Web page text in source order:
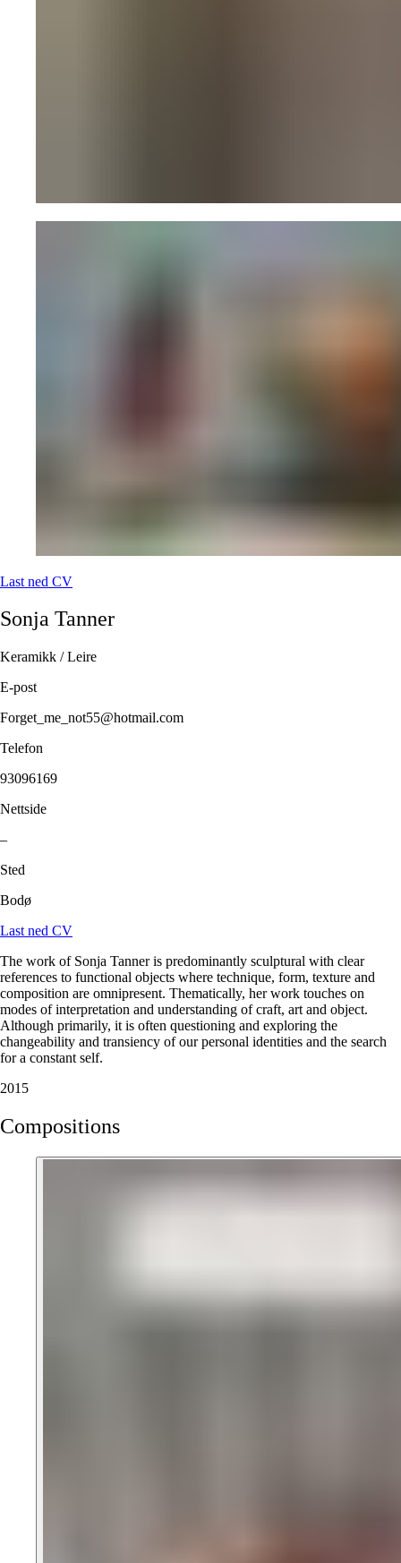
Last ned CV
Sonja Tanner
Keramikk / Leire
E-post
Forget_me_not55@hotmail.com
Telefon
93096169
Nettside
–
Sted
Bodø
Last ned CV
The work of Sonja Tanner is predominantly sculptural with clear
references to functional objects where technique, form, texture and
composition are omnipresent. Thematically, her work touches on
modes of interpretation and understanding of craft, art and object.
Although primarily, it is often questioning and exploring the
changeability and transiency of our personal identities and the search
for a constant self.
2015
Compositions